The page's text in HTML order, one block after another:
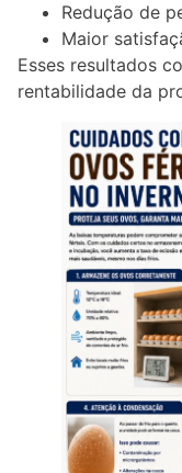
Redução de
Maior
Esses resultados
rentabilidade da